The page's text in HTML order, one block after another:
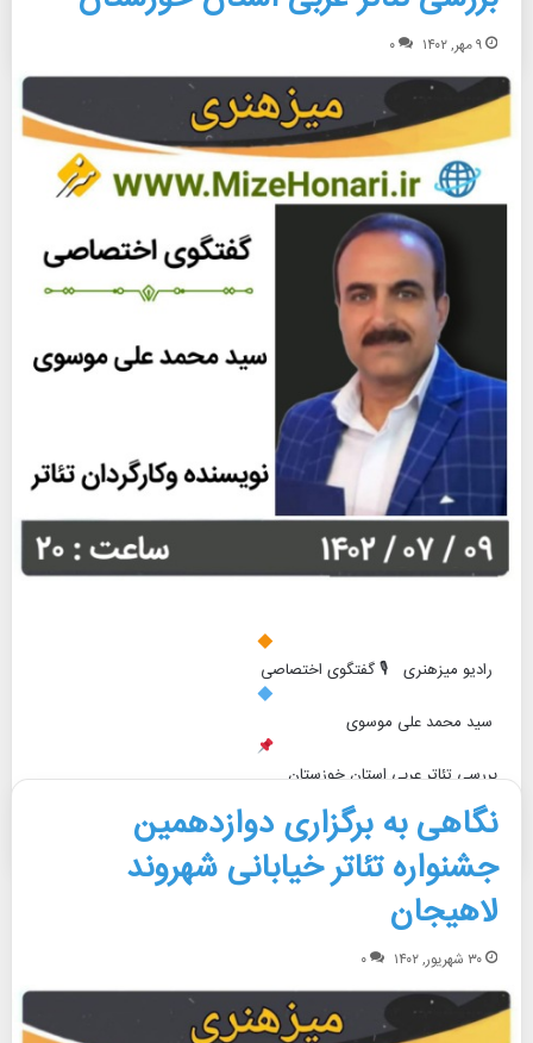
بیشتر بخوانید »
۹ مهر, ۱۴۰۲ ۰
رادیو میزهنری 🎙 گفتگوی اختصاصی
سید محمد علی موسوی
بررسی تئاتر عربی استان خوزستان…
بیشتر بخوانید »
نگاهی به برگزاری دوازدهمین
جشنواره تئاتر خیابانی شهروند
لاهیجان
۳۰ شهریور, ۱۴۰۲ ۰